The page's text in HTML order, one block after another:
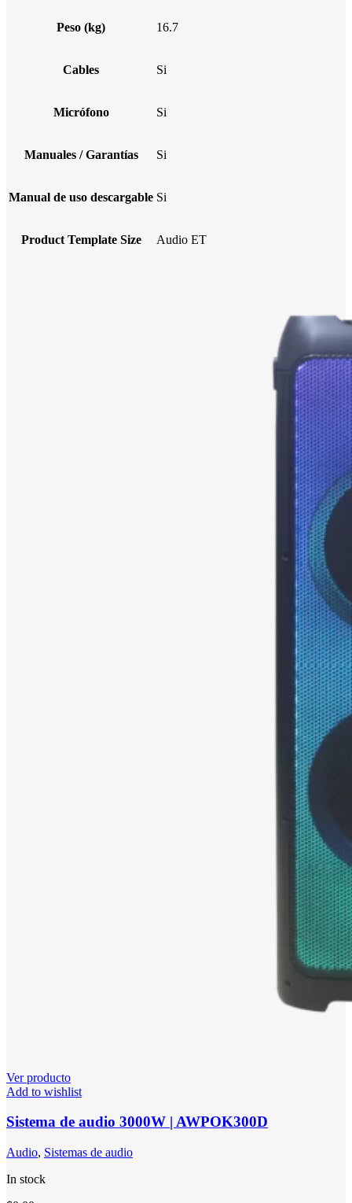
Peso (kg) 16.7
Cables Si
Micrófono Si
Manuales / Garantías Si
Manual de uso descargable Si
Product Template Size Audio ET
Ver producto
Add to wishlist
Sistema de audio 3000W | AWPOK300D
Audio, Sistemas de audio
In stock